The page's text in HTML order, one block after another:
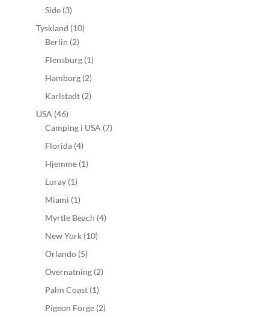
Side(3)
Tyskland (10)
Berlin (2)
Flensburg(1)
Hamborg(2)
Karlstadt(2)
USA (46)
Camping i USA (7)
Florida(4)
Hjemme(1)
Luray(1)
Miami (1)
Myrtle Beach (4)
New York(10)
Orlando(5)
Overnatning(2)
Palm Coast(1)
Pigeon Forge(2)